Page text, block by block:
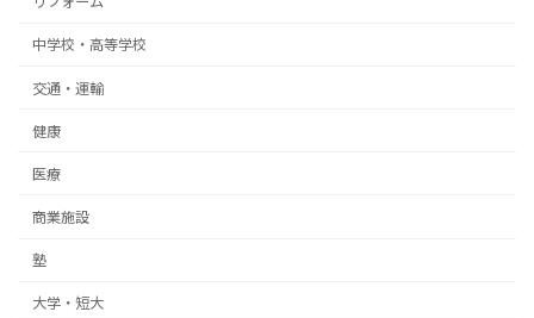
中学校・高等学校
交通・運輸
健康
医療
商業施設
塾
大学・短大